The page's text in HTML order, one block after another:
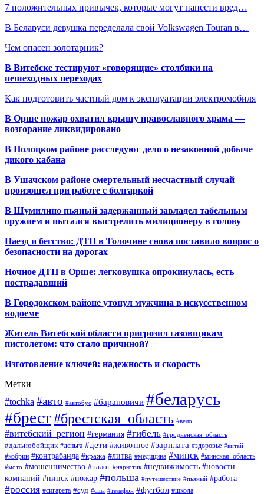
7 положительных привычек, которые могут нанести вред…
В Беларуси девушка переделала свой Volkswagen Touran в…
Чем опасен золотарник?
В Витебске тестируют «говорящие» столбики на
пешеходных переходах
Как подготовить частный дом к эксплуатации электромобиля
В Орше пожар охватил крышу православного храма —
возгорание ликвидировано
В Полоцком районе расследуют дело о незаконной добыче
дикого кабана
В Ушачском районе смертельный несчастный случай
произошел при работе с болгаркой
В Шумилино пьяный задержанный завладел табельным
оружием и пытался выстрелить милиционеру в голову
Наезд и бегство: ДТП в Толочине снова поставило вопрос о
безопасности на дорогах
Ночное ДТП в Орше: легковушка опрокинулась, есть
пострадавший
В Городокском районе утонул мужчина в искусственном
водоеме
Житель Витебской области пригрозил газовщикам
пистолетом: что стало причиной?
Изготовление ключей: надежность и скорость
Метки
#tochka #авто #автобус #барановичи #беларусь
#брест#брестская_область #вело
#витебский_регион #германия #гибель #гродненская_область
#дальнобойщик #деньга #дети #животное #зарплата #здоровье #китай
#кобрин #контрабанда #кража #литва #медицина #минск #минская_область
#мото #мошенничество #налог #наркотик #недвижимость #новости
компаний #пинск #пожар #польша #путешествие #пьяный #работа
#россия #сигарета #суд #сша #телефон #футбол #школа